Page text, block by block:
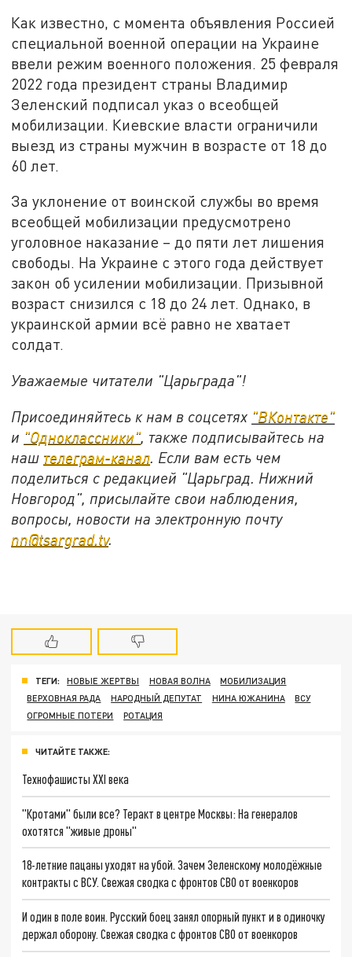
Как известно, с момента объявления Россией
специальной военной операции на Украине
ввели режим военного положения. 25 февраля
2022 года президент страны Владимир
Зеленский подписал указ о всеобщей
мобилизации. Киевские власти ограничили
выезд из страны мужчин в возрасте от 18 до
60 лет.
За уклонение от воинской службы во время
всеобщей мобилизации предусмотрено
уголовное наказание – до пяти лет лишения
свободы. На Украине с этого года действует
закон об усилении мобилизации. Призывной
возраст снизился с 18 до 24 лет. Однако, в
украинской армии всё равно не хватает
солдат.
Уважаемые читатели "Царьграда"!
Присоединяйтесь к нам в соцсетях "ВКонтакте"
и "Одноклассники", также подписывайтесь на
наш телеграм-канал. Если вам есть чем
поделиться с редакцией "Царьград. Нижний
Новгород", присылайте свои наблюдения,
вопросы, новости на электронную почту
nn@tsargrad.tv.
ТЕГИ: НОВЫЕ ЖЕРТВЫ НОВАЯ ВОЛНА
МОБИЛИЗАЦИЯ
ВЕРХОВНАЯ РАДА
НАРОДНЫЙ ДЕПУТАТ НИНА ЮЖАНИНА
ВСУ
ОГРОМНЫЕ ПОТЕРИ
РОТАЦИЯ
ЧИТАЙТЕ ТАКЖЕ:
Технофашисты XXI века
"Кротами" были все? Теракт в центре Москвы: На генералов
охотятся "живые дроны"
18-летние пацаны уходят на убой. Зачем Зеленскому молодёжные
контракты с ВСУ. Свежая сводка с фронтов СВО от военкоров
И один в поле воин. Русский боец занял опорный пункт и в одиночку
держал оборону. Свежая сводка с фронтов СВО от военкоров